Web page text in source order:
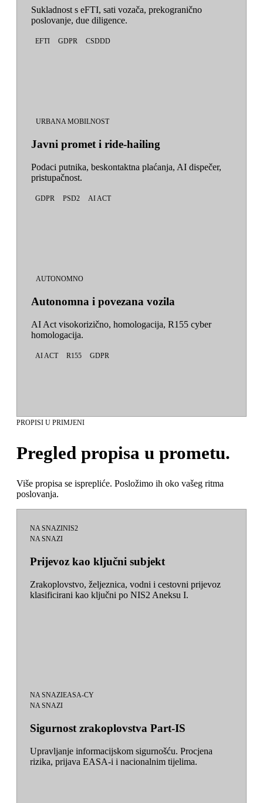
Sukladnost s eFTI, sati vozača, prekogranično
poslovanje, due diligence.
EFTI GDPR CSDDD
URBANA MOBILNOST
Javni promet i ride-hailing
Podaci putnika, beskontaktna plaćanja, AI dispečer,
pristupačnost.
GDPR PSD2 AI ACT
AUTONOMNO
Autonomna i povezana vozila
AI Act visokorizično, homologacija, R155 cyber
homologacija.
AI ACT R155 GDPR
PROPISI U PRIMJENI
Pregled propisa u prometu.
Više propisa se isprepliće. Posložimo ih oko vašeg ritma
poslovanja.
NA SNAZINIS2
NA SNAZI
Prijevoz kao ključni subjekt
Zrakoplovstvo, željeznica, vodni i cestovni prijevoz
klasificirani kao ključni po NIS2 Aneksu I.
NA SNAZIEASA-CY
NA SNAZI
Sigurnost zrakoplovstva Part-IS
Upravljanje informacijskom sigurnošću. Procjena
rizika, prijava EASA-i i nacionalnim tijelima.